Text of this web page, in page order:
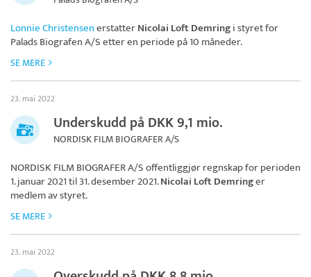
Lonnie ChristensenerstatterNicolai Loft Demringi styret for
Palads Biografen A/Setter en periode på 10 måneder.
SE MERE
23. mai 2022
Underskudd på DKK 9,1 mio.
NORDISK FILM BIOGRAFER A/S
NORDISK FILM BIOGRAFER A/Soffentliggjør regnskap for perioden
1. januar 2021 til 31. desember 2021.Nicolai Loft Demringer
medlem av styret.
SE MERE
23. mai 2022